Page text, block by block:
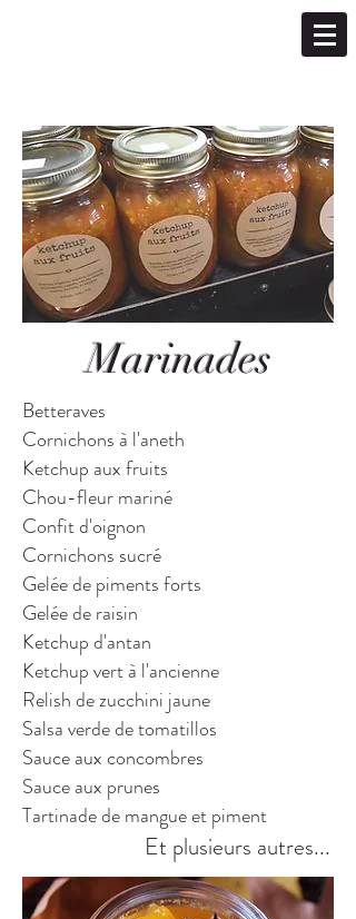
Marinades
Betteraves
Cornichons à l'aneth
Ketchup aux fruits
Chou-fleur mariné
Confit d'oignon
Cornichons sucré
Gelée de piments forts
Gelée de raisin
Ketchup d'antan
Ketchup vert à l'ancienne
Relish de zucchini jaune
Salsa verde de tomatillos
Sauce aux concombres
Sauce aux prunes
Tartinade de mangue et piment
Et plusieurs autres...